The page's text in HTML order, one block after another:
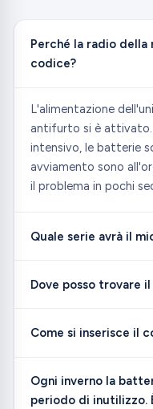
Perché la radio della
codice?
L'alimentazione
antifurto si è
intensivo, le batterie
avviamento sono
il problema in pochi
Quale serie avrà il
Dove posso trovare
Come si inserisce il
Ogni inverno la
periodo di inutilizzo.